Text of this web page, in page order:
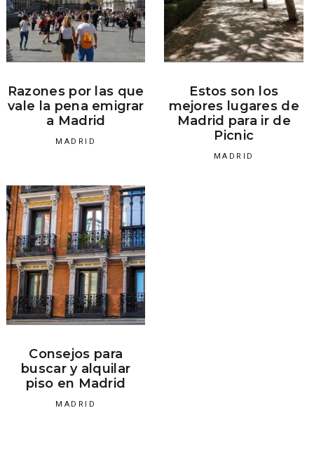
Razones por las que
vale la pena emigrar
a Madrid
MADRID
Estos son los
mejores lugares de
Madrid para ir de
Picnic
MADRID
Consejos para
buscar y alquilar
piso en Madrid
MADRID